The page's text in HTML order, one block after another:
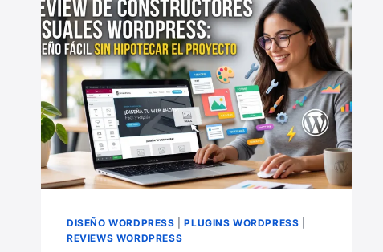
ENTRADAS
EN
WORDPRESS
(2026)
DISEÑO WORDPRESS |PLUGINS WORDPRESS
REVIEWS WORDPRESS